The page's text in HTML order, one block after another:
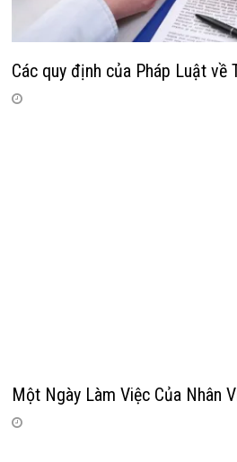
Các quy định của Pháp Luật về
Một Ngày Làm Việc Của Nhân